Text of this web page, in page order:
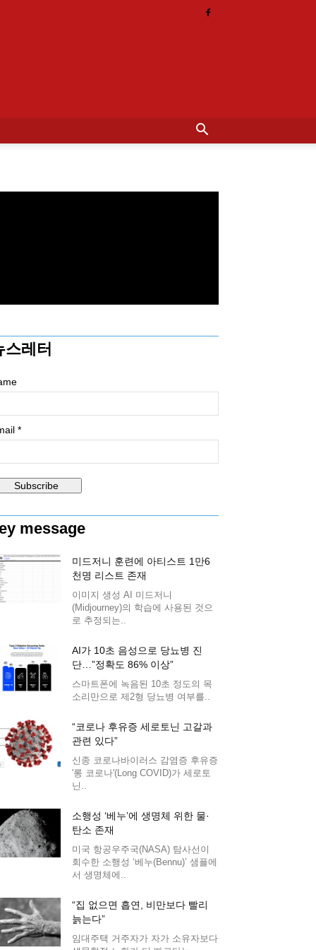
스레터
*
message
미드저니 훈련에 아티스트 1만6
천명 리스트 존재
이미지 생성 AI 미드저니
(Midjourney)의 학습에 사용된 것으
로 추정되는..
AI가 10초 음성으로 당뇨병 진
단…”정확도 86% 이상”
스마트폰에 녹음된 10초 정도의 목
소리만으로 제2형 당뇨병 여부를..
“코로나 후유증 세로토닌 고갈과
관련 있다”
신종 코로나바이러스 감염증 후유증
'롱 코로나'(Long COVID)가 세로토
닌..
소행성 ‘베누’에 생명체 위한 물·
탄소 존재
미국 항공우주국(NASA) 탐사선이
회수한 소행성 ‘베누(Bennu)’ 샘플에
서 생명체에..
“집 없으면 흡연, 비만보다 빨리
늙는다”
임대주택 거주자가 자가 소유자보다